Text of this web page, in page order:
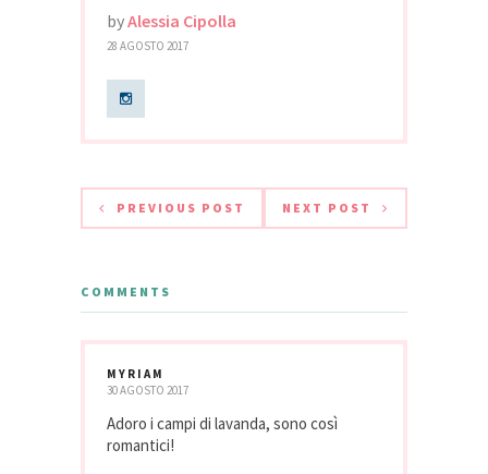
byAlessia Cipolla
28 AGOSTO 2017
PREVIOUS POST NEXT POST
COMMENTS
MYRIAM
30 AGOSTO 2017
Adoro i campi di lavanda, sono così
romantici!